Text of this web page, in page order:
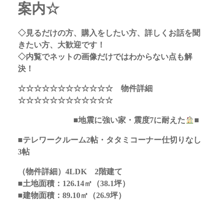
案内☆
◇見るだけの方、購入をしたい方、詳しくお話を聞
きたい方、大歓迎です！
◇内覧でネットの画像だけではわからない点も解
決！
☆☆☆☆☆☆☆☆☆☆☆☆ 物件詳細
☆☆☆☆☆☆☆☆☆☆☆☆
■地震に強い家・震度7に耐えた ■
■テレワークルーム2帖・タタミコーナー仕切りなし
3帖
（物件詳細）4LDK 2階建て
■土地面積：126.14㎡（38.1坪）
■建物面積：89.10㎡（26.9坪）